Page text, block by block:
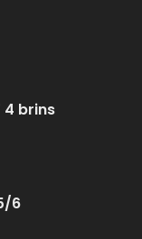
4 brins
6